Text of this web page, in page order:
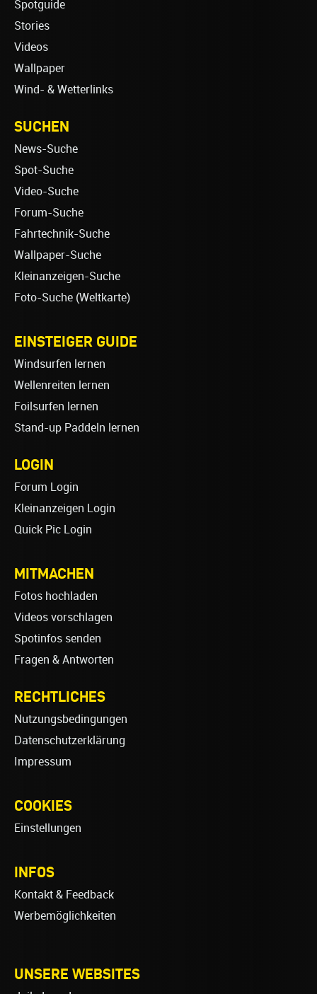
Spotguide
Stories
Videos
Wallpaper
Wind- & Wetterlinks
SUCHEN
News-Suche
Spot-Suche
Video-Suche
Forum-Suche
Fahrtechnik-Suche
Wallpaper-Suche
Kleinanzeigen-Suche
Foto-Suche (Weltkarte)
EINSTEIGER GUIDE
Windsurfen lernen
Wellenreiten lernen
Foilsurfen lernen
Stand-up Paddeln lernen
LOGIN
Forum Login
Kleinanzeigen Login
Quick Pic Login
MITMACHEN
Fotos hochladen
Videos vorschlagen
Spotinfos senden
Fragen & Antworten
RECHTLICHES
Nutzungsbedingungen
Datenschutzerklärung
Impressum
COOKIES
Einstellungen
INFOS
Kontakt & Feedback
Werbemöglichkeiten
UNSERE WEBSITES